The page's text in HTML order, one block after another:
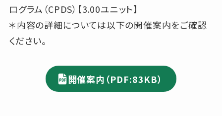
ログラム（CPDS）【3.00ユニット】
＊内容の詳細については以下の開催案内をご確認
ください。
開催案内（PDF:83KB）